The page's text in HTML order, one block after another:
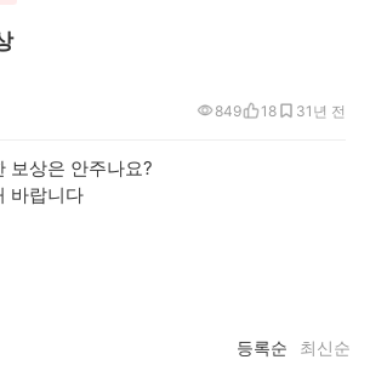
1년 전
849 18 3
보상은 안주나요?
바랍니다
등록순 최신순